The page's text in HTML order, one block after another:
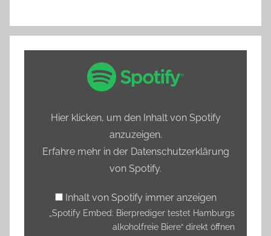
anzeigen
Hier klicken, um den Inhalt von Spotify
anzuzeigen.
Erfahre mehr in der Datenschutzerklärung
von Spotify.
Inhalt von Spotify immer anzeigen
„Spotify Embed: Bierprediger testet Hamburgs
alkoholfreie Biere“ direkt öffnen